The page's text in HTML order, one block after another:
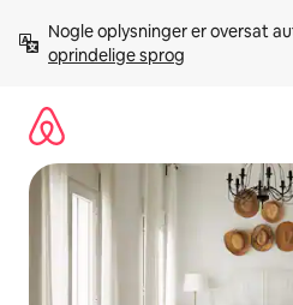
videre
Nogle oplysninger er oversat
oprindelige sprog